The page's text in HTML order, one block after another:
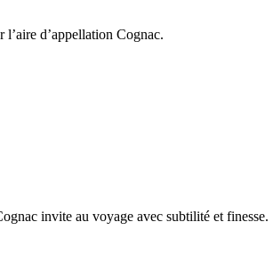
l’aire d’appellation Cognac.
invite au voyage avec subtilité et finesse.